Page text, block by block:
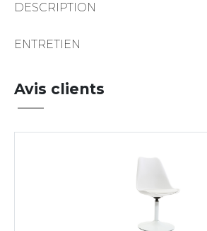
DESCRIPTION
ENTRETIEN
Avis clients